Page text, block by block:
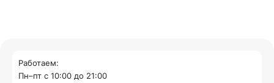
Работаем:
Пн–пт с 10:00 до 21:00